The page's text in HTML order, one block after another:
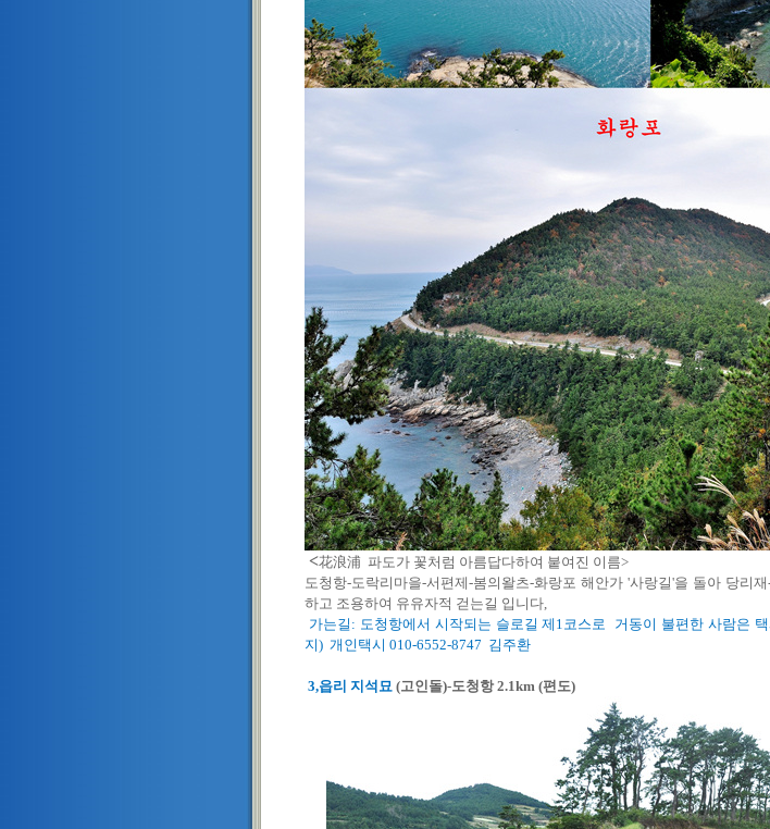
<花浪浦 파도가 꽃처럼 아름답다하여 붙여진 이름>
도청항-도락리마을-서편제-봄의왈츠-화랑포 해안가 '사랑길'을 돌아 당리
하고 조용하여 유유자적 걷는길 입니다,
가는길: 도청항에서 시작되는 슬로길 제1코스로 거동이 불편한 사람은 택
지) 개인택시 010-6552-8747 김주환
3,읍리 지석묘 (고인돌)-도청항 2.1km (편도)